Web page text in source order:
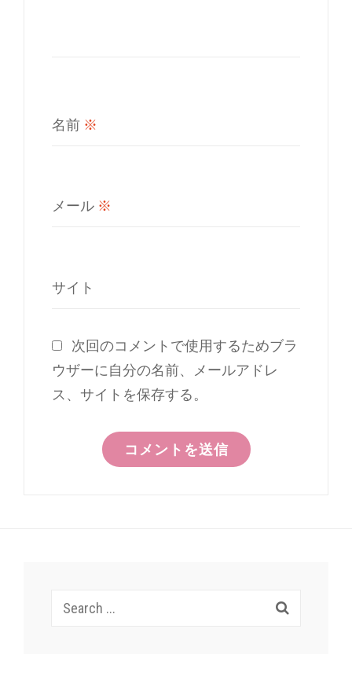
名前 ※
メール ※
サイト
次回のコメントで使用するためブラ
ウザーに自分の名前、メールアドレ
ス、サイトを保存する。
Search